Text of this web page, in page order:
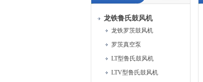
龙铁鲁氏鼓风机
龙铁罗茨鼓风机
罗茨真空泵
LT型鲁氏鼓风机
LTV型鲁氏鼓风机